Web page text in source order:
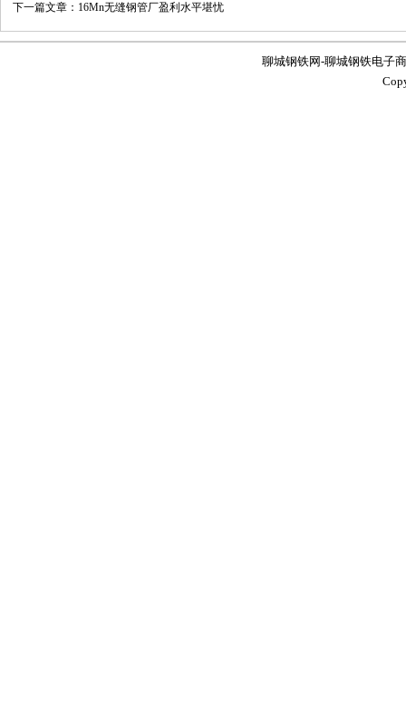
下一篇文章： 16Mn无缝钢管厂盈利水平堪忧
聊城钢铁网-聊城钢铁电子